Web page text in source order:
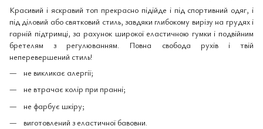
Красивий і яскравий топ прекрасно підійде і під спортивний одяг, і
під діловий або святковий стиль, завдяки глибокому вирізу на грудях і
гарній підтримці, за рахунок широкої еластичною гумки і подвійним
бретелям з регулюванням. Повна свобода рухів і твій
неперевершений стиль!
не викликає алергії;
не втрачає колір при пранні;
не фарбує шкіру;
виготовлений з еластичної бавовни.